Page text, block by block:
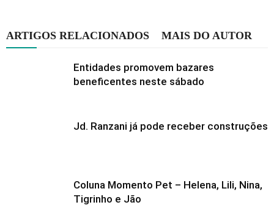
ARTIGOS RELACIONADOS MAIS DO AUTOR
Entidades promovem bazares
beneficentes neste sábado
Jd. Ranzani já pode receber construções
Coluna Momento Pet – Helena, Lili, Nina,
Tigrinho e Jão